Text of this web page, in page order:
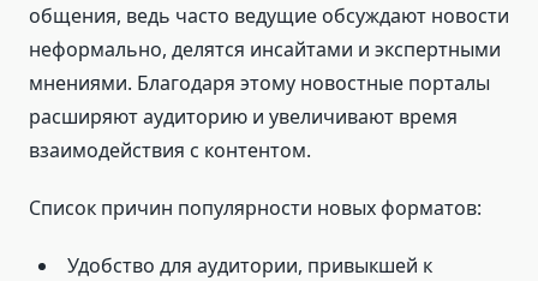
общения, ведь часто ведущие обсуждают новости
неформально, делятся инсайтами и экспертными
мнениями. Благодаря этому новостные порталы
расширяют аудиторию и увеличивают время
взаимодействия с контентом.
Список причин популярности новых форматов:
Удобство для аудитории, привыкшей к